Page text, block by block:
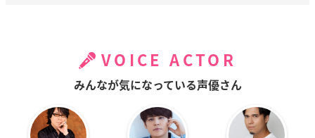
VOICE ACTOR
みんなが気になっている声優さん